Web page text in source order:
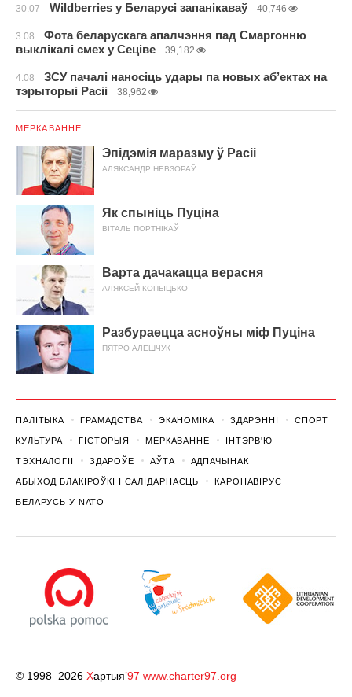
30.07 Wildberries у Беларусі запанікаваў 40,746
3.08
Фота беларускага апалчэння пад Смаргонню
выклікалі смех у Сеціве
39,182
4.08
ЗСУ пачалі наносіць удары па новых аб’ектах на
тэрыторыі Расіі
38,962
МЕРКАВАННЕ
Эпідэмія маразму ў Расіі
АЛЯКСАНДР НЕВЗОРАЎ
Як спыніць Пуціна
ВІТАЛЬ ПОРТНІКАЎ
Варта дачакацца верасня
АЛЯКСЕЙ КОПЫЦЬКО
Разбураецца асноўны міф Пуціна
ПЯТРО АЛЕШЧУК
ПАЛІТЫКА ГРАМАДСТВА ЭКАНОМІКА ЗДАРЭННI СПОРТ
КУЛЬТУРА ГІСТОРЫЯ МЕРКАВАННЕ ІНТЭРВ'Ю
ТЭХНАЛОГІІ ЗДАРОЎЕ АЎТА АДПАЧЫНАК
АБЫХОД БЛАКІРОЎКІ І САЛІДАРНАСЦЬ КАРОНАВІРУС
БЕЛАРУСЬ У NATO
© 1998–2026 Хартыя’97 www.charter97.org